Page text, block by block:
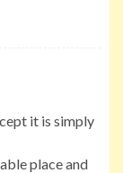
it is simply
place and